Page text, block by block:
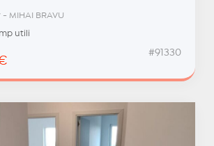
MIHAI BRAVU
utili
#91330